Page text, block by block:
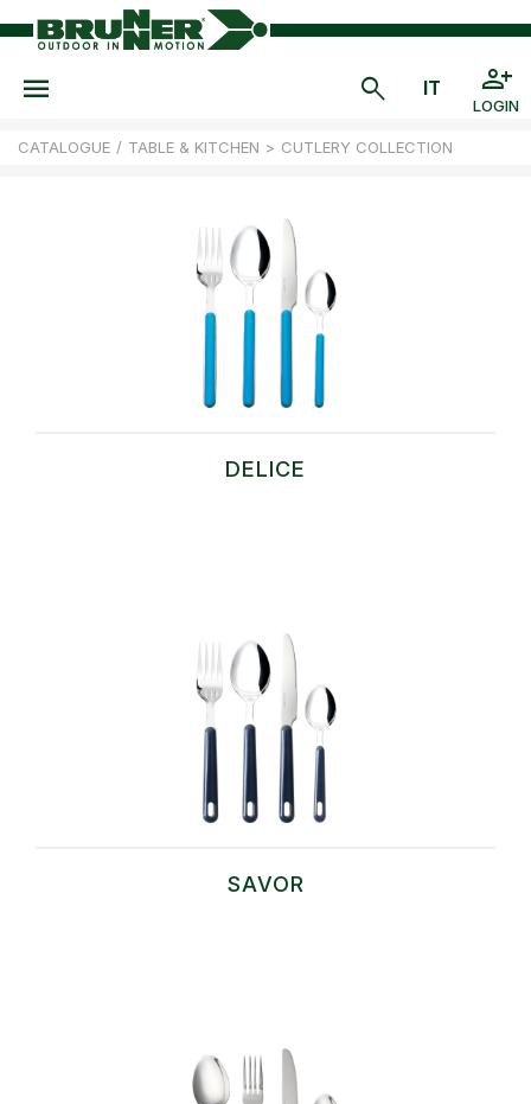
LOGIN
CATALOGUE / TABLE & KITCHEN > CUTLERY COLLECTION
DELICE
SAVOR